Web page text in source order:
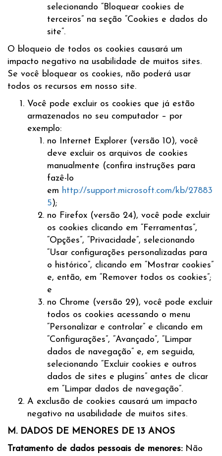
selecionando “Bloquear cookies de
terceiros” na seção “Cookies e dados do
site”.
O bloqueio de todos os cookies causará um
impacto negativo na usabilidade de muitos sites.
Se você bloquear os cookies, não poderá usar
todos os recursos em nosso site.
Você pode excluir os cookies que já estão
armazenados no seu computador – por
exemplo:
no Internet Explorer (versão 10), você
deve excluir os arquivos de cookies
manualmente (confira instruções para
fazê-lo
em http://support.microsoft.com/kb/27883
5);
no Firefox (versão 24), você pode excluir
os cookies clicando em “Ferramentas”,
“Opções”, “Privacidade”, selecionando
“Usar configurações personalizadas para
o histórico”, clicando em “Mostrar cookies”
e, então, em “Remover todos os cookies”;
e
no Chrome (versão 29), você pode excluir
todos os cookies acessando o menu
“Personalizar e controlar” e clicando em
“Configurações”, “Avançado”, “Limpar
dados de navegação” e, em seguida,
selecionando “Excluir cookies e outros
dados de sites e plugins” antes de clicar
em “Limpar dados de navegação”.
A exclusão de cookies causará um impacto
negativo na usabilidade de muitos sites.
M. DADOS DE MENORES DE 13 ANOS
Tratamento de dados pessoais de menores:Não